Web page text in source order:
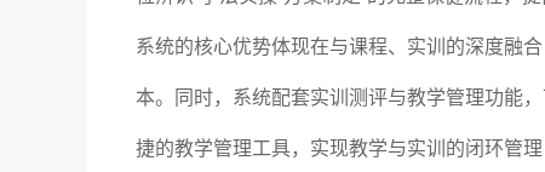
系统的核心优势体现在与课程、实训的深度融
本。同时，系统配套实训测评与教学管理功能
捷的教学管理工具，实现教学与实训的闭环管